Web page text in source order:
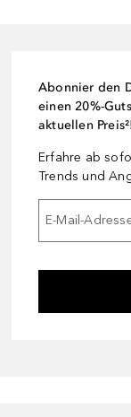
Abonnier den
einen 20%-
aktuellen
Erfahre ab
Trends und
E-Mail-